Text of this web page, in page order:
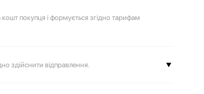
покупця і формується згідно тарифам
здійснити відправлення.